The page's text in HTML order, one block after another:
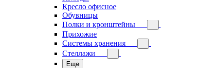
Кресло офисное
Обувницы
Полки и кронштейны
Прихожие
Системы хранения
Стеллажи
Еще